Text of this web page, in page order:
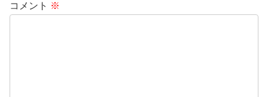
コメント ※